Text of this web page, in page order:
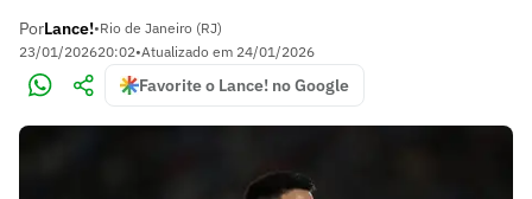
PorLance!•Rio de Janeiro (RJ)
23/01/202620:02•Atualizado em 24/01/2026
Favorite o Lance! no Google